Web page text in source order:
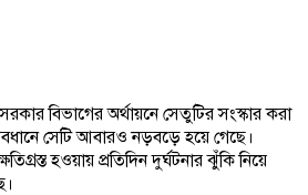
বিভাগের অর্থায়নে সেতুটির সংস্কার করা
সেটি আবারও নড়বড়ে হয়ে গেছে।
হওয়ায় প্রতিদিন দুর্ঘটনার ঝুঁকি নিয়ে